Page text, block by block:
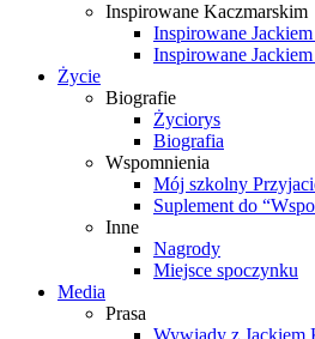
Inspirowane Kaczmarskim
Inspirowane
Inspirowane
Życie
Biografie
Życiorys
Biografia
Wspomnienia
Mój szkolny
Suplement do
Inne
Nagrody
Miejsce spoczynku
Media
Prasa
Wywiady z Jackiem